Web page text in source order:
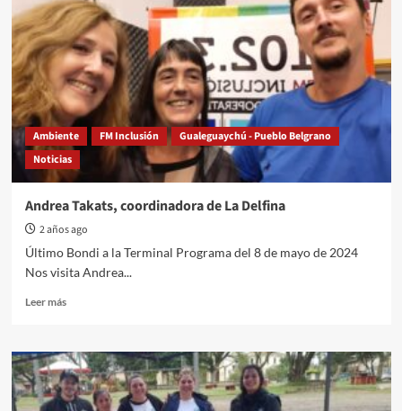
Belgrano.
El
dueño
denunció
al
intendente
Fiorotto
Ambiente FM Inclusión
Gualeguaychú - Pueblo Belgrano
Noticias
Andrea Takats, coordinadora de La Delfina
2 años ago
Último Bondi a la Terminal Programa del 8 de mayo de 2024
Nos visita Andrea...
Leer másRead
Andrea
Takats,
coordinadora
de